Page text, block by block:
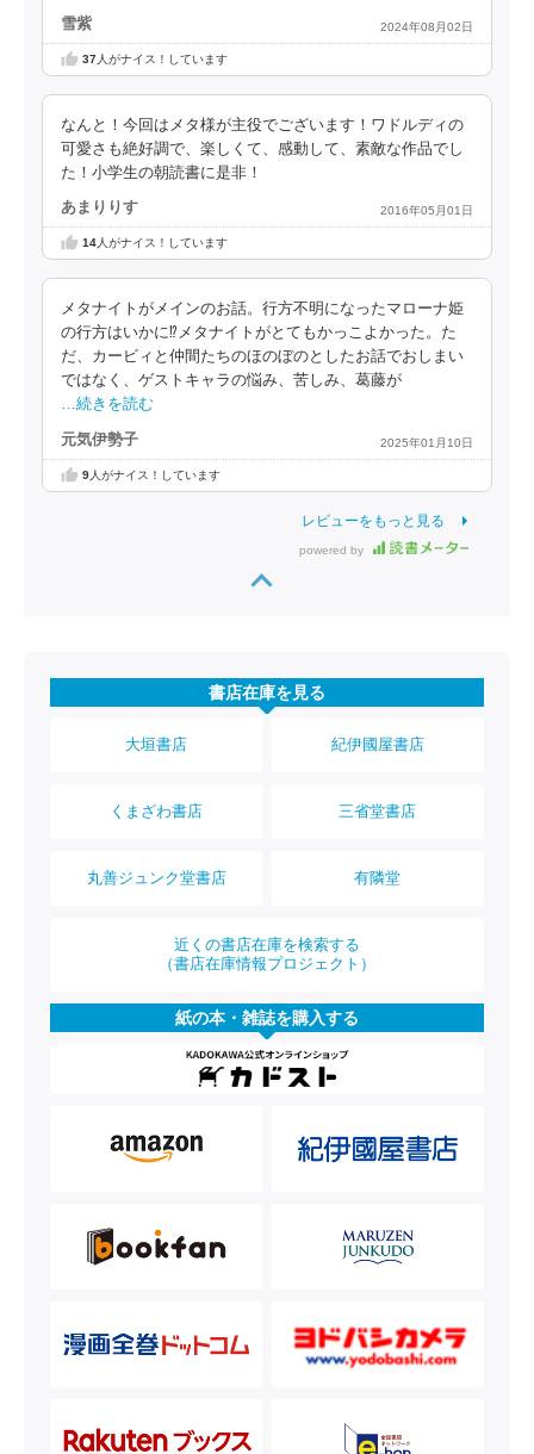
雪紫 2024年08月02日
37人がナイス！しています
なんと！今回はメタ様が主役でございます！ワドルディの
可愛さも絶好調で、楽しくて、感動して、素敵な作品でし
た！小学生の朝読書に是非！
あまりりす 2016年05月01日
14人がナイス！しています
メタナイトがメインのお話。行方不明になったマローナ姫
の行方はいかに⁉️メタナイトがとてもかっこよかった。た
だ、カービィと仲間たちのほのぼのとしたお話でおしまい
ではなく、ゲストキャラの悩み、苦しみ、葛藤が
…続きを読む
元気伊勢子 2025年01月10日
9人がナイス！しています
レビューをもっと見る
powered by
書店在庫を見る
大垣書店 紀伊國屋書店
くまざわ書店 三省堂書店
丸善ジュンク堂書店 有隣堂
近くの書店在庫を検索する
（書店在庫情報プロジェクト）
紙の本・雑誌を購入する